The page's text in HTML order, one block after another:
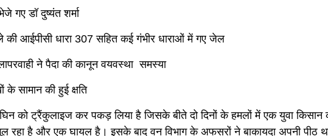
गए डॉ दुष्यंत शर्मा
की आईपीसी धारा 307 सहित कई गंभीर धाराओं में गए जेल
ने पैदा की कानून वयवस्था समस्या
सामान की हुई क्षति
को ट्रैंकुलाइज कर पकड़ लिया है जिसके बीते दो दिनों के हमलों में एक युवा किसान
रहा है और एक घायल है। इसके बाद वन विभाग के अफसरों ने बाकायदा अपनी पीठ